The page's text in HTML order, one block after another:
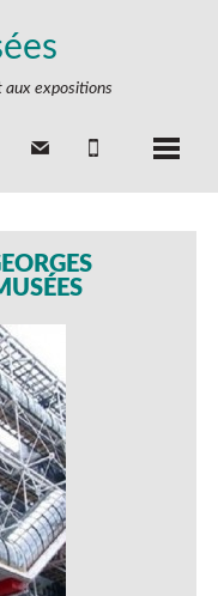
aux expositions